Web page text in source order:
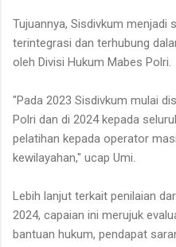
Tujuannya, Sisdivkum
terintegrasi dan terhubung
oleh Divisi Hukum Mabes Polri.
"Pada 2023 Sisdivkum mulai
Polri dan di 2024 kepada
pelatihan kepada operator
kewilayahan," ucap Umi.
Lebih lanjut terkait penilaian
2024, capaian ini merujuk
bantuan hukum, pendapat